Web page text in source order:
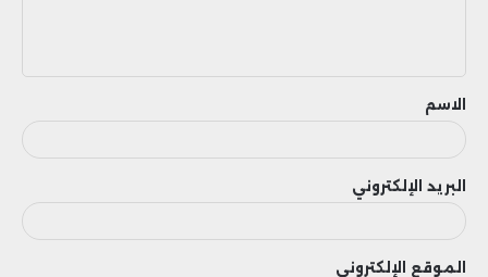
ق
الاسم
البريد الإلكتروني
الموقع الإلكتروني